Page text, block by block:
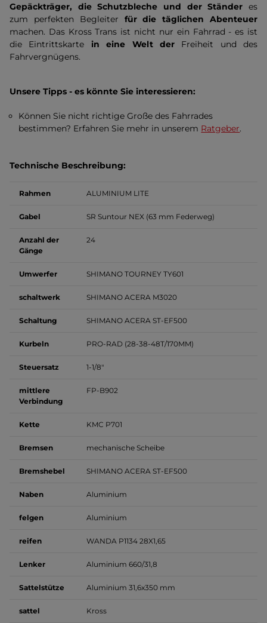
Gepäckträger, die Schutzbleche und der Ständer es
zum perfekten Begleiter für die täglichen Abenteuer
machen. Das Kross Trans ist nicht nur ein Fahrrad - es ist
die Eintrittskarte in eine Welt der Freiheit und des
Fahrvergnügens.
Unsere Tipps - es könnte Sie interessieren:
Können Sie nicht richtige Große des Fahrrades
bestimmen? Erfahren Sie mehr in unserem Ratgeber.
Technische Beschreibung:
Rahmen ALUMINIUM LITE
Gabel SR Suntour NEX (63 mm Federweg)
Anzahl der
Gänge
24
Umwerfer SHIMANO TOURNEY TY601
schaltwerk SHIMANO ACERA M3020
Schaltung SHIMANO ACERA ST-EF500
Kurbeln PRO-RAD (28-38-48T/170MM)
Steuersatz 1-1/8"
mittlere
Verbindung
FP-B902
Kette KMC P701
Bremsen mechanische Scheibe
Bremshebel SHIMANO ACERA ST-EF500
Naben Aluminium
felgen Aluminium
reifen WANDA P1134 28X1,65
Lenker Aluminium 660/31,8
Sattelstütze Aluminium 31,6x350 mm
sattel Kross